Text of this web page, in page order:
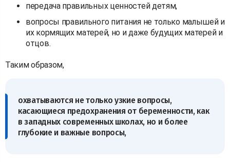
передача правильных ценностей детям,
вопросы правильного питания не только малышей и
их кормящих матерей, но и даже будущих матерей и
отцов.
Таким образом,
охватываются не только узкие вопросы,
касающиеся предохранения от беременности, как
в западных современных школах, но и более
глубокие и важные вопросы,